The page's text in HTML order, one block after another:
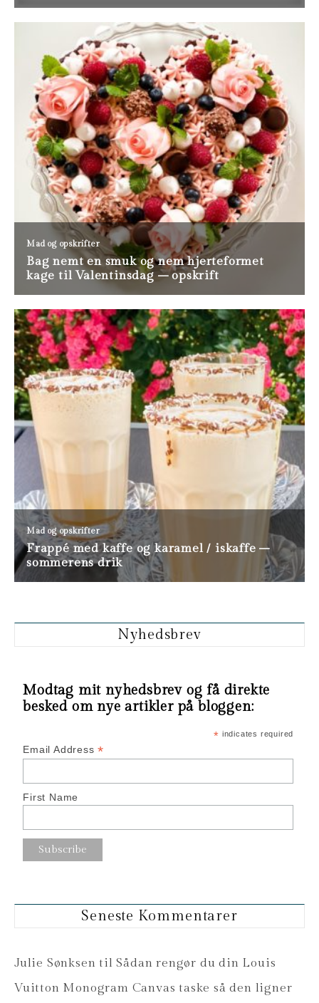
Nyhedsbrev
Modtag mit nyhedsbrev og få direkte
besked om nye artikler på bloggen:
* indicates required
Email Address*
First Name
Seneste Kommentarer
Julie Sønksen tilSådan rengør du din Louis
Vuitton Monogram Canvas taske så den ligner